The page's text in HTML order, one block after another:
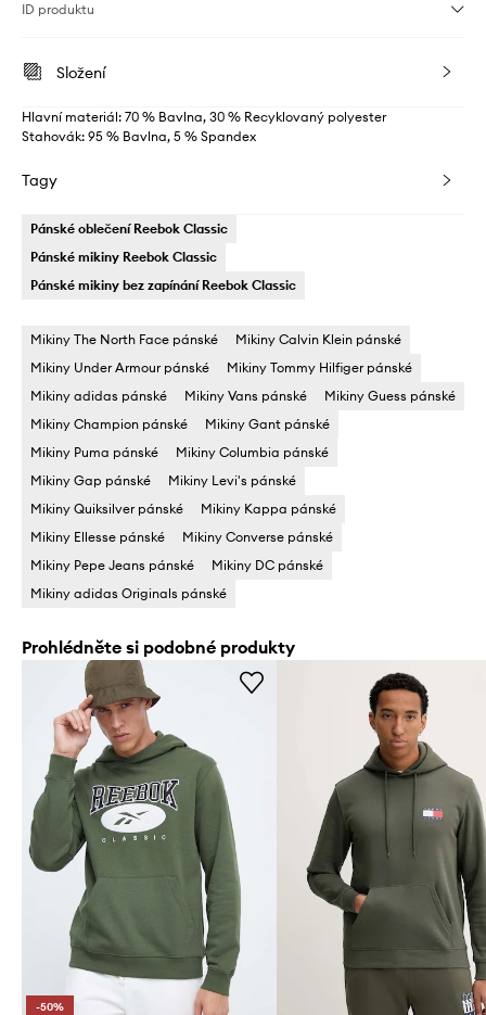
ID produktu
Složení
Hlavní materiál: 70 % Bavlna, 30 % Recyklovaný polyester
Stahovák: 95 % Bavlna, 5 % Spandex
Tagy
Pánské oblečení Reebok Classic
Pánské mikiny Reebok Classic
Pánské mikiny bez zapínání Reebok Classic
Mikiny The North Face pánské
Mikiny Calvin Klein pánské
Mikiny Under Armour pánské
Mikiny Tommy Hilfiger pánské
Mikiny adidas pánské
Mikiny Vans pánské
Mikiny Guess pánské
Mikiny Champion pánské
Mikiny Gant pánské
Mikiny Puma pánské
Mikiny Columbia pánské
Mikiny Gap pánské
Mikiny Levi's pánské
Mikiny Quiksilver pánské
Mikiny Kappa pánské
Mikiny Ellesse pánské
Mikiny Converse pánské
Mikiny Pepe Jeans pánské
Mikiny DC pánské
Mikiny adidas Originals pánské
Prohlédněte si podobné produkty
-50%